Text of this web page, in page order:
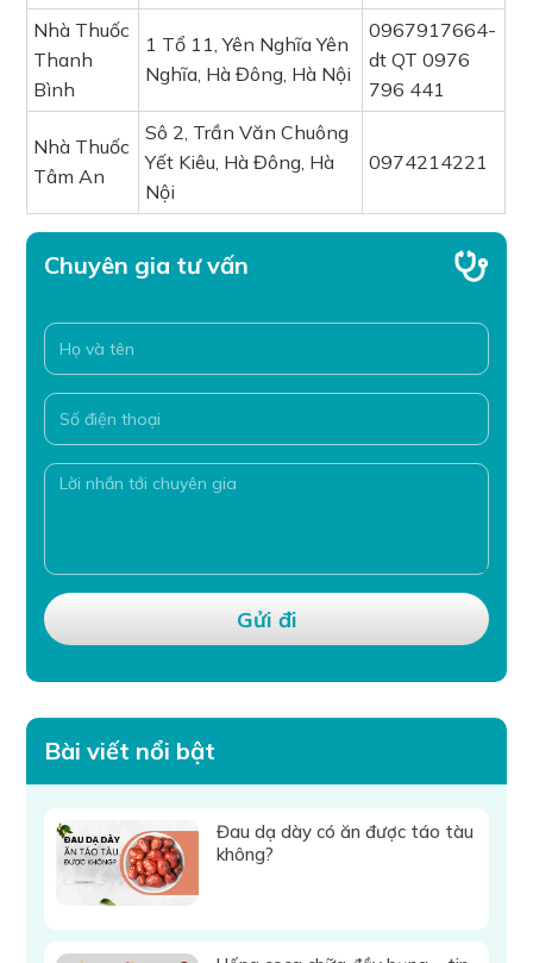
Nhà Thuốc
Thanh
Bình
1 Tổ 11, Yên Nghĩa Yên
Nghĩa, Hà Đông, Hà Nội
0967917664-
dt QT 0976
796 441
Nhà Thuốc
Tâm An
Sô 2, Trần Văn Chuông
Yết Kiêu, Hà Đông, Hà
Nội
0974214221
Chuyên gia tư vấn
Bài viết nổi bật
Đau dạ dày có ăn được táo tàu
không?